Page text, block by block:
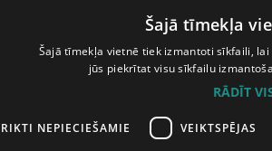
Šajā tīmekļa
Šajā tīmekļa vietnē tiek izmantoti sīkfaili,
jūs piekrītat visu sīkfailu
RĀDĪT
NEPIECIEŠAMIE VEIKTSPĒJAS